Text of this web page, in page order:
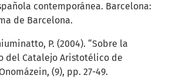
contemporánea. Barcelona:
de Barcelona.
P. (2004). “Sobre la
del Catalejo Aristotélico de
(9), pp. 27-49.